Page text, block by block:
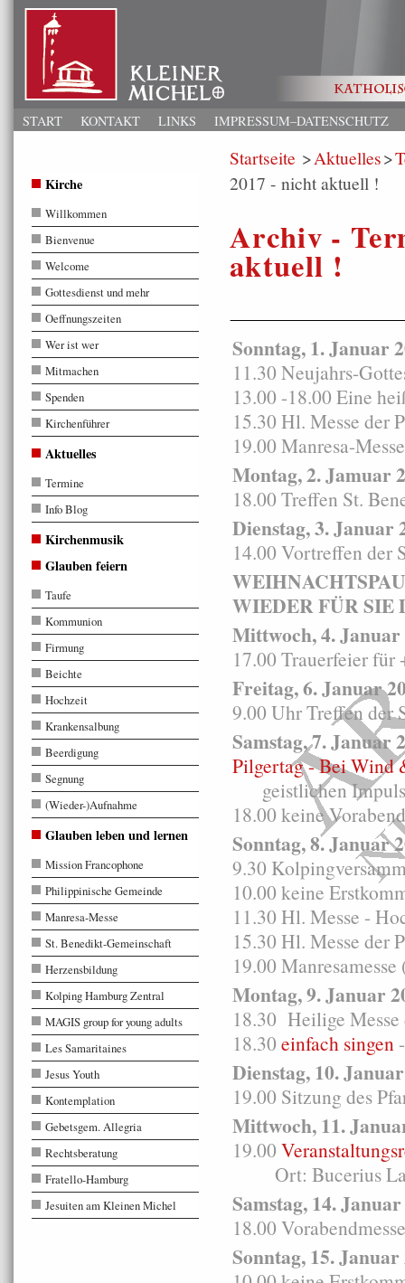
START KONTAKT LINKS IMPRESSUM–DATENSCHUTZ
Startseite Aktuelles
2017 - nicht aktuell !
Archiv -
aktuell !
Sonntag, 1. Januar
11.30 Neujahrs-
13.00 -18.00 Eine
15.30 Hl. Messe der
19.00 Manresa-
Montag, 2. Jamuar
18.00 Treffen St.
Dienstag, 3. Januar
14.00 Vortreffen der
WIEDER FÜR SIE
Mittwoch, 4. Januar
17.00 Trauerfeier
Freitag, 6. Januar
9.00 Uhr Treffen der
Samstag, 7. Januar
Pilgertag - Bei Wind
geistlichen
18.00 keine
Sonntag, 8. Januar
9.30
10.00 keine
11.30 Hl. Messe -
15.30 Hl. Messe der
19.00
Montag, 9. Januar
18.30 Heilige
18.30 einfach singen
Dienstag, 10.
19.00 Sitzung des
Mittwoch, 11.
19.00
Ort: Bucerius
Samstag, 14.
18.00
Sonntag, 15. Januar
Kirche
Willkommen
Bienvenue
Welcome
Gottesdienst und mehr
Oeffnungszeiten
Wer ist wer
Mitmachen
Spenden
Kirchenführer
Aktuelles
Termine
Info Blog
Kirchenmusik
Glauben feiern
Taufe
Kommunion
Firmung
Beichte
Hochzeit
Krankensalbung
Beerdigung
Segnung
(Wieder-)Aufnahme
Glauben leben und lernen
Mission Francophone
Philippinische Gemeinde
Manresa-Messe
St. Benedikt-Gemeinschaft
Herzensbildung
Kolping Hamburg Zentral
MAGIS group for young adults
Les Samaritaines
Jesus Youth
Kontemplation
Gebetsgem. Allegria
Rechtsberatung
Fratello-Hamburg
Jesuiten am Kleinen Michel